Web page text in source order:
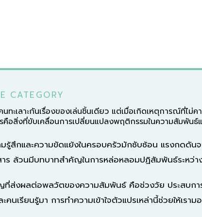
CATEGORY
ทะเลาะกันเรื่องของเล่นชิ้นเดียว แต่เมื่อเกิดเหตุการณ์ที่ไ
คือสิ่งที่ขับเคลื่อนการเปลี่ยนแปลงพฤติกรรมในความสัมพัน
รู้สึกและความขัดแย้งในครอบครัวมักซับซ้อน แรงกดดั
ร ล้วนมีบทบาทสำคัญในการหล่อหลอมปฏิสัมพันธ์ระหว่า
ที่ส่งผลต่อพลวัตของความสัมพันธ์ คือช่วงวัย ประสบก
คนเรียนรู้มา การทำความเข้าใจตัวแปรเหล่านี้ช่วยให้เร